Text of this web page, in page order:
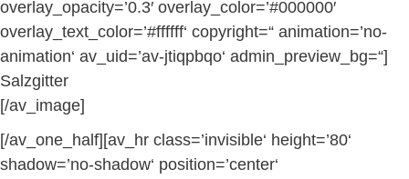
overlay_opacity=’0.3′ overlay_color=’#000000′
overlay_text_color=’#ffffff‘ copyright=“ animation=’no-
animation‘ av_uid=’av-jtiqpbqo‘ admin_preview_bg=“]
Salzgitter
[/av_image]
[/av_one_half][av_hr class=’invisible‘ height=’80‘
shadow=’no-shadow‘ position=’center‘